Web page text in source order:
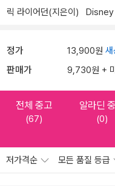
릭 라이어던(지은이)
정가 13,900원 새
판매가 9,730원 +
전체 중고
(67)
알라딘
(0)
저가격순 모든 품질 등급